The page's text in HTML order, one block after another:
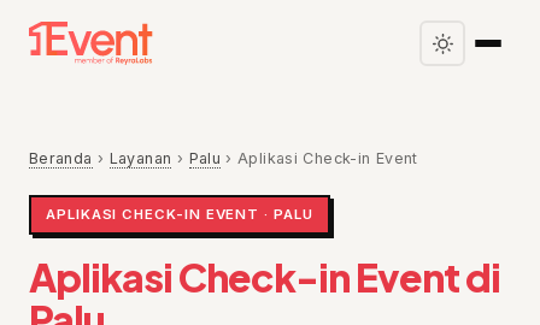
Beranda › Layanan › Palu ›Aplikasi Check-in Event
APLIKASI CHECK-IN EVENT · PALU
Aplikasi Check-in Event di